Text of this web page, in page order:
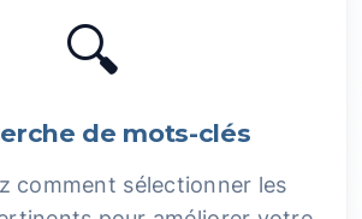
🔍
de mots-clés
comment sélectionner les